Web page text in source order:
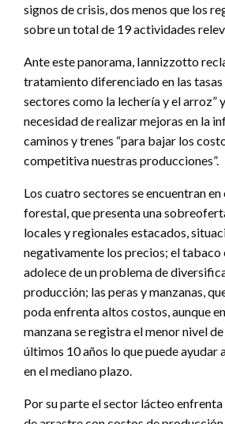
signos de crisis, dos menos que los
sobre un total de 19 actividades
Ante este panorama, Iannizzotto
tratamiento diferenciado en las
sectores como la lechería y el arroz”
necesidad de realizar mejoras en la
caminos y trenes “para bajar los
competitiva nuestras producciones”.
Los cuatro sectores se encuentran en
forestal, que presenta una
locales y regionales estacados,
negativamente los precios; el tabaco
adolece de un problema de
producción; las peras y manzanas,
poda enfrenta altos costos, aunque
manzana se registra el menor nivel
últimos 10 años lo que puede ayudar
en el mediano plazo.
Por su parte el sector lácteo